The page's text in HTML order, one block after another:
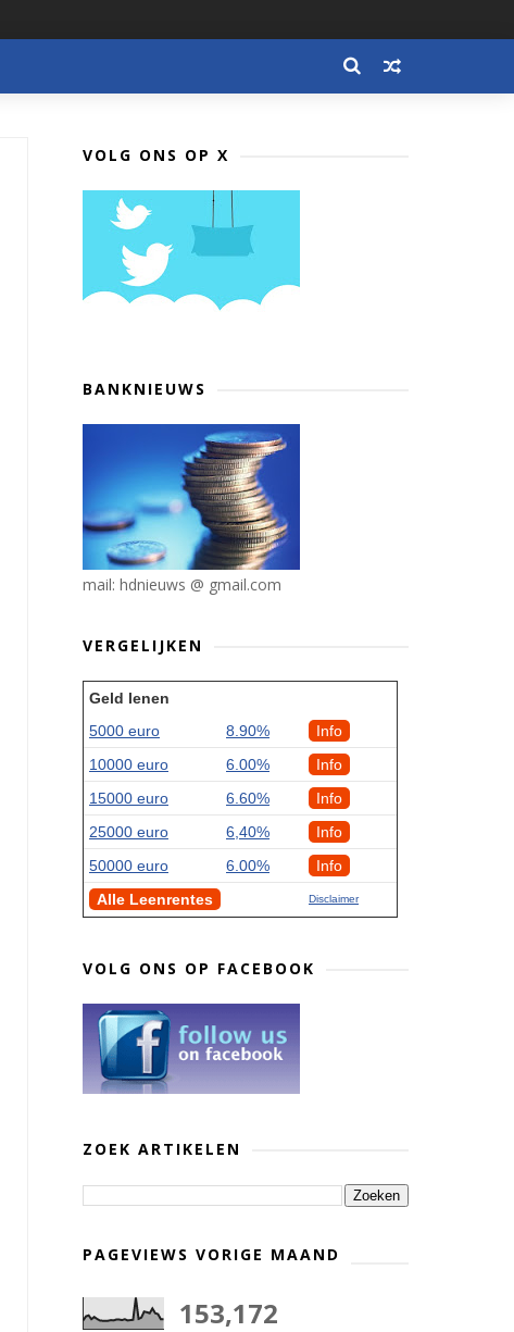
VOLG ONS OP X
BANKNIEUWS
mail: hdnieuws @ gmail.com
VERGELIJKEN
Geld lenen
5000 euro
8.90%
Info
10000 euro
6.00%
Info
15000 euro
6.60%
Info
25000 euro
6,40%
Info
50000 euro
6.00%
Info
Alle Leenrentes
Disclaimer
VOLG ONS OP FACEBOOK
ZOEK ARTIKELEN
PAGEVIEWS VORIGE MAAND
153,172